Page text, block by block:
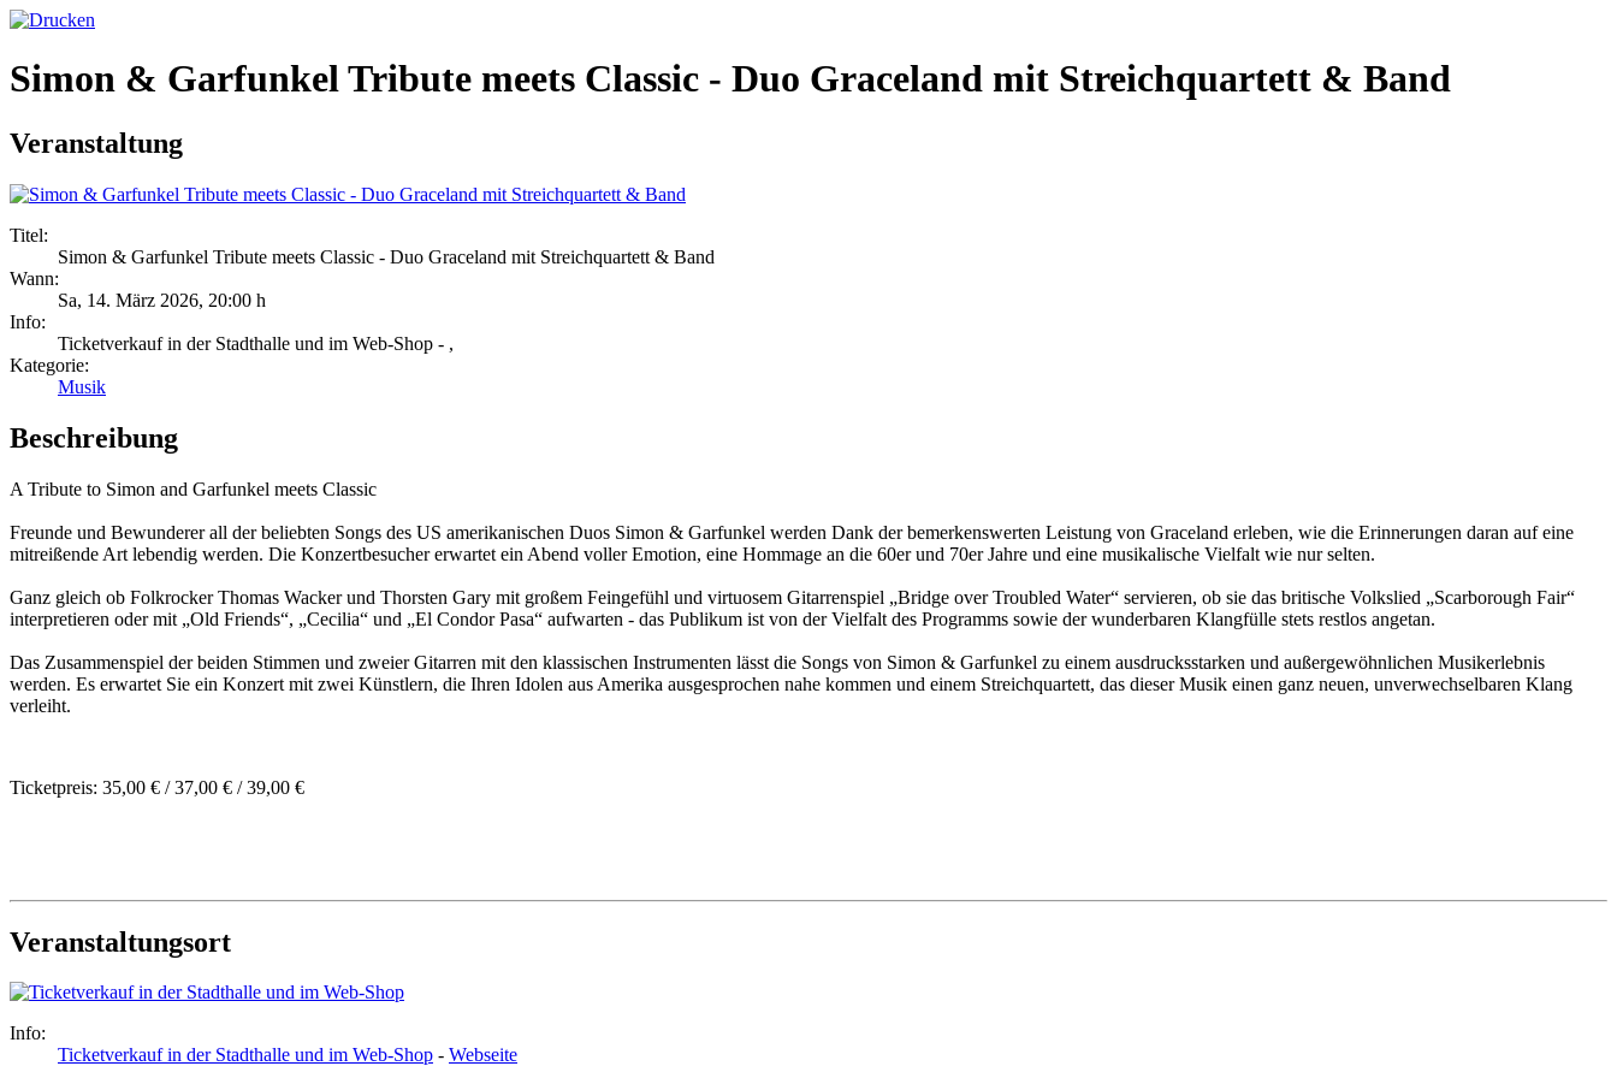
Simon & Garfunkel Tribute meets Classic - Duo Graceland mit Streichquartett & Band
Veranstaltung
Titel:
Simon & Garfunkel Tribute meets Classic - Duo Graceland mit Streichquartett & Band
Wann:
Sa, 14. März 2026, 20:00 h
Info:
Ticketverkauf in der Stadthalle und im Web-Shop - ,
Kategorie:
Musik
Beschreibung
A Tribute to Simon and Garfunkel meets Classic
Freunde und Bewunderer all der beliebten Songs des US amerikanischen Duos Simon & Garfunkel werden Dank der bemerkenswerten Leistung von Graceland erleben, wie die Erinnerungen daran auf eine
mitreißende Art lebendig werden. Die Konzertbesucher erwartet ein Abend voller Emotion, eine Hommage an die 60er und 70er Jahre und eine musikalische Vielfalt wie nur selten.
Ganz gleich ob Folkrocker Thomas Wacker und Thorsten Gary mit großem Feingefühl und virtuosem Gitarrenspiel „Bridge over Troubled Water“ servieren, ob sie das britische Volkslied „Scarborough Fair“
interpretieren oder mit „Old Friends“, „Cecilia“ und „El Condor Pasa“ aufwarten - das Publikum ist von der Vielfalt des Programms sowie der wunderbaren Klangfülle stets restlos angetan.
Das Zusammenspiel der beiden Stimmen und zweier Gitarren mit den klassischen Instrumenten lässt die Songs von Simon & Garfunkel zu einem ausdrucksstarken und außergewöhnlichen Musikerlebnis
werden. Es erwartet Sie ein Konzert mit zwei Künstlern, die Ihren Idolen aus Amerika ausgesprochen nahe kommen und einem Streichquartett, das dieser Musik einen ganz neuen, unverwechselbaren Klang
verleiht.
Ticketpreis: 35,00 € / 37,00 € / 39,00 €
Veranstaltungsort
Info:
Ticketverkauf in der Stadthalle und im Web-Shop - Webseite